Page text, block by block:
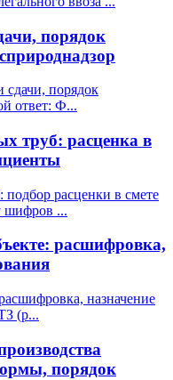
порядок
порядок
ответ: Ф...
труб: расценка в
расценки в смете
шифров ...
расшифровка,
назначение
(р...
порядок